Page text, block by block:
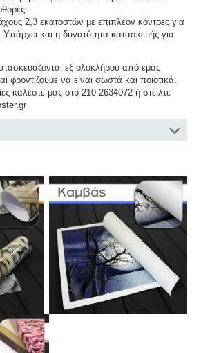
2,3 εκατοστών με επιπλέον κόντρες για
και η δυνατότητα κατασκευής για
εξ ολοκλήρου από εμάς
φροντίζουμε να είναι σωστά και ποιοτικά.
καλέστε μας στο 210 2634072 ή στείλτε